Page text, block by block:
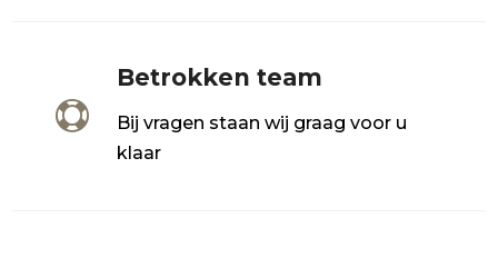

Betrokken team
Bij vragen staan wij graag voor u
klaar